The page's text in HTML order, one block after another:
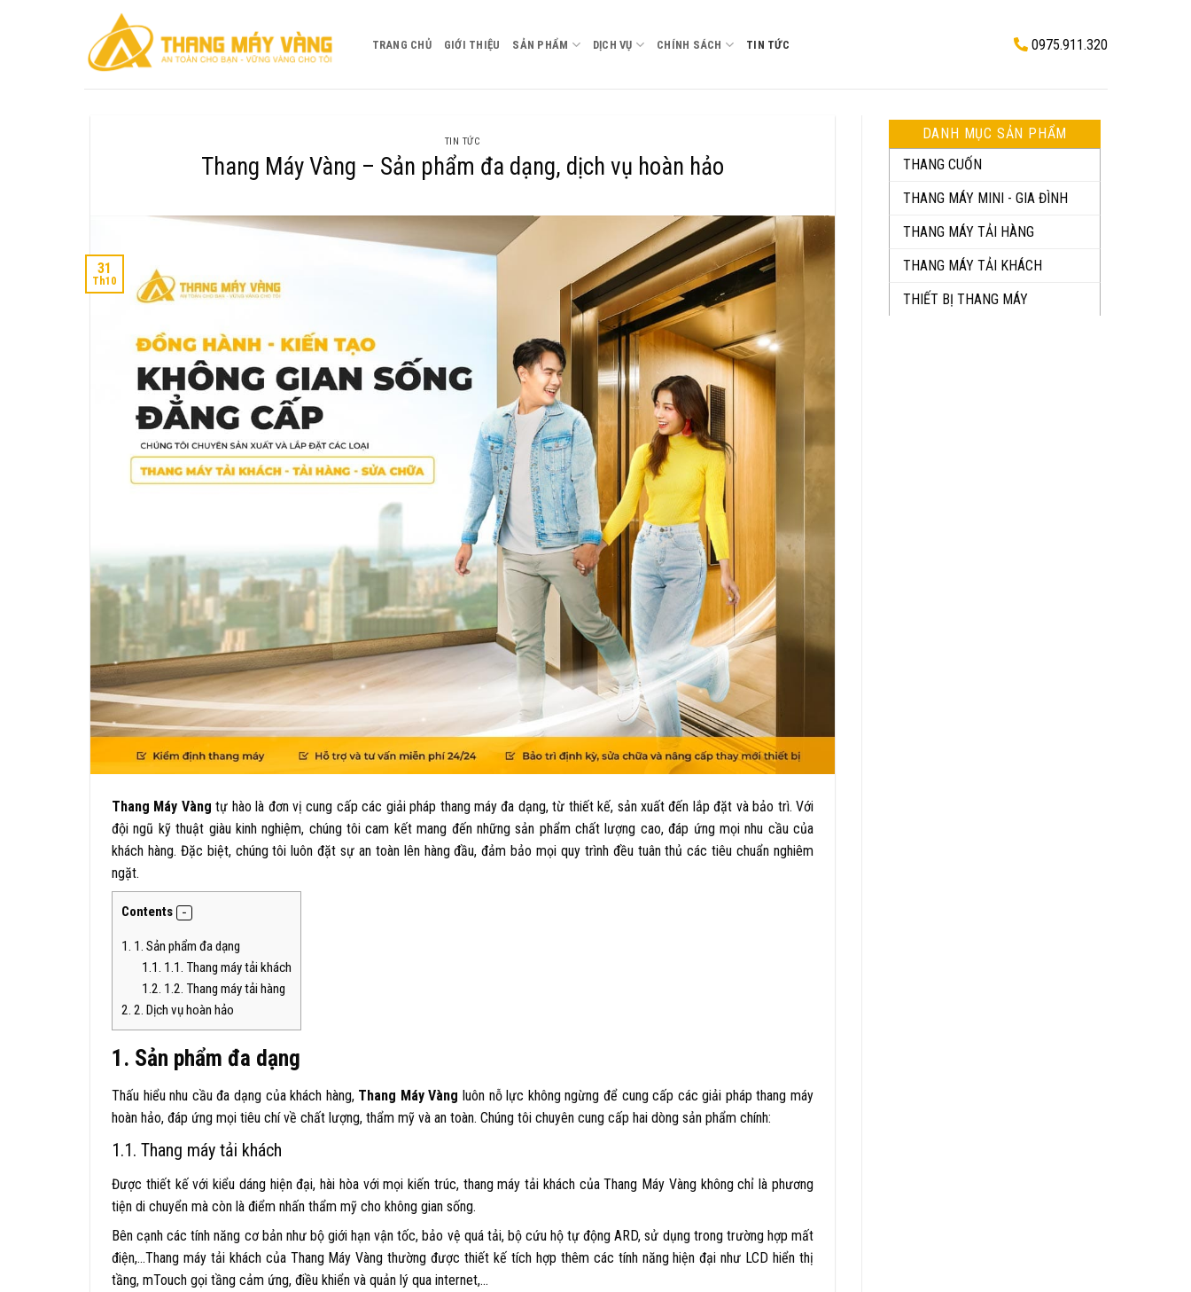
TRANG CHỦ GIỚI THIỆU SẢN PHẨM DỊCH VỤ CHÍNH SÁCH TIN TỨC 0975.911.320
TIN TỨC
Thang Máy Vàng – Sản phẩm đa dạng, dịch vụ hoàn hảo
31
Th10
Thang Máy Vàng tự hào là đơn vị cung cấp các giải pháp thang máy đa dạng, từ thiết kế, sản xuất đến lắp đặt và bảo trì. Với
đội ngũ kỹ thuật giàu kinh nghiệm, chúng tôi cam kết mang đến những sản phẩm chất lượng cao, đáp ứng mọi nhu cầu của
khách hàng. Đặc biệt, chúng tôi luôn đặt sự an toàn lên hàng đầu, đảm bảo mọi quy trình đều tuân thủ các tiêu chuẩn nghiêm
ngặt.
Contents
1. 1. Sản phẩm đa dạng
1.1. 1.1. Thang máy tải khách
1.2. 1.2. Thang máy tải hàng
2. 2. Dịch vụ hoàn hảo
1. Sản phẩm đa dạng
Thấu hiểu nhu cầu đa dạng của khách hàng, Thang Máy Vàng luôn nỗ lực không ngừng để cung cấp các giải pháp thang máy
hoàn hảo, đáp ứng mọi tiêu chí về chất lượng, thẩm mỹ và an toàn. Chúng tôi chuyên cung cấp hai dòng sản phẩm chính:
1.1. Thang máy tải khách
Được thiết kế với kiểu dáng hiện đại, hài hòa với mọi kiến trúc, thang máy tải khách của Thang Máy Vàng không chỉ là phương
tiện di chuyển mà còn là điểm nhấn thẩm mỹ cho không gian sống.
Bên cạnh các tính năng cơ bản như bộ giới hạn vận tốc, bảo vệ quá tải, bộ cứu hộ tự động ARD, sử dụng trong trường hợp mất
điện,…Thang máy tải khách của Thang Máy Vàng thường được thiết kế tích hợp thêm các tính năng hiện đại như LCD hiển thị
tầng, mTouch gọi tầng cảm ứng, điều khiển và quản lý qua internet,…
DANH MỤC SẢN PHẨM
THANG CUỐN
THANG MÁY MINI - GIA ĐÌNH
THANG MÁY TẢI HÀNG
THANG MÁY TẢI KHÁCH
THIẾT BỊ THANG MÁY